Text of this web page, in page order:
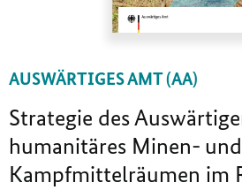
AUSWÄRTIGES AMT (AA)
Strategie des
humanitäres Minen- und
Kampfmittelräumen im